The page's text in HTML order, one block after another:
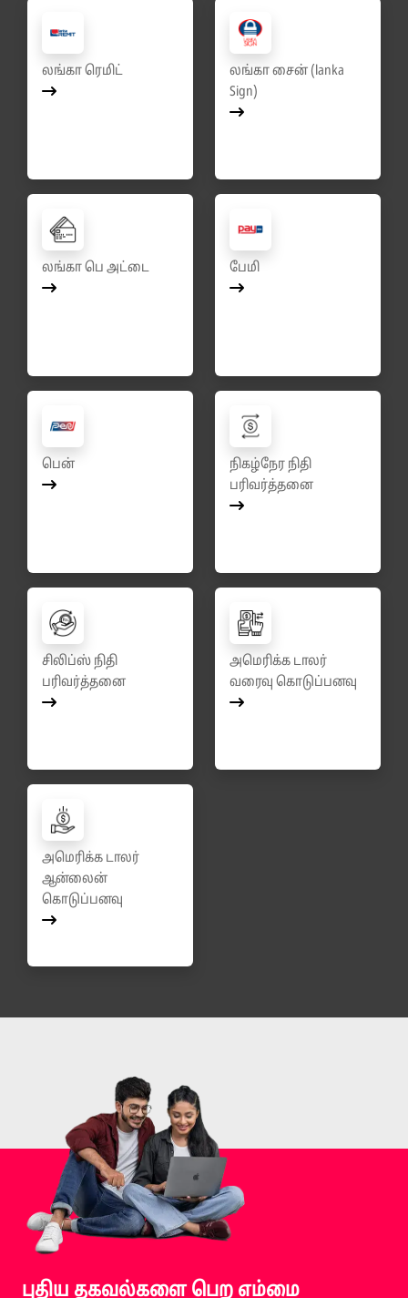
லங்கா ரெமிட்
லங்கா சைன் (lanka
Sign)
லங்கா பெ அட்டை பேமி
பென்
நிகழ்நேர நிதி
பரிவர்த்தனை
சிலிப்ஸ் நிதி
பரிவர்த்தனை
அமெரிக்க டாலர்
வரைவு கொடுப்பனவு
அமெரிக்க டாலர்
ஆன்லைன்
கொடுப்பனவு
புதிய தகவல்களை பெற எம்மை